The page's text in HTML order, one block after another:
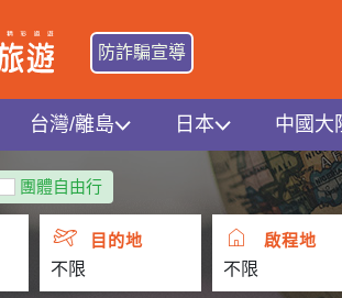
防詐騙宣導
台灣/離島 日本 中國大
團體自由行
目的地 啟程地